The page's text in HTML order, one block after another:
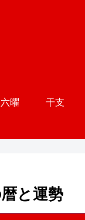
六曜 干支
と運勢